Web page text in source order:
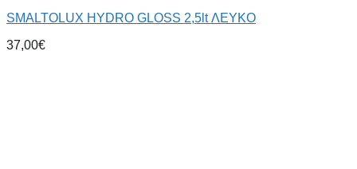
SMALTOLUX HYDRO GLOSS 2,5lt ΛΕΥΚΟ
37,00€